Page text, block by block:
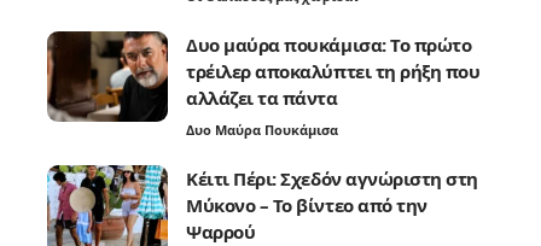
Δυο μαύρα πουκάμισα: Το πρώτο
τρέιλερ αποκαλύπτει τη ρήξη που
αλλάζει τα πάντα
Δυο Μαύρα Πουκάμισα
Κέιτι Πέρι: Σχεδόν αγνώριστη στη
Μύκονο – Το βίντεο από την
Ψαρρού